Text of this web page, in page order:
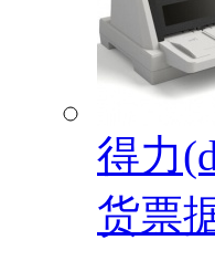
得力
货票